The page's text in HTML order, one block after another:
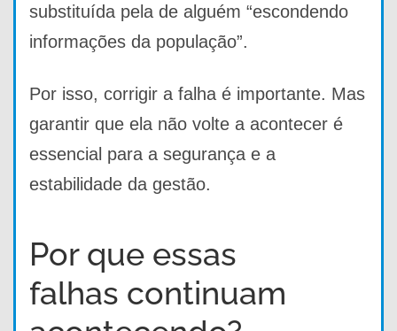
substituída pela de alguém “escondendo
informações da população”.
Por isso, corrigir a falha é importante. Mas
garantir que ela não volte a acontecer é
essencial para a segurança e a
estabilidade da gestão.
Por que essas
falhas continuam